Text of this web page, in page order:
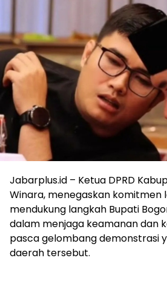
Jabarplus.id – Ketua DPRD
Winara, menegaskan komitmen
mendukung langkah Bupati
dalam menjaga keamanan dan
pasca gelombang demonstrasi
daerah tersebut.